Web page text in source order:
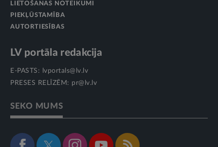
LIETOŠANAS NOTEIKUMI
PIEKĻŪSTAMĪBA
AUTORTIESĪBAS
LV portāla redakcija
E-PASTS:
lvportals@lv.lv
PRESES RELĪZĒM: pr@lv.lv
SEKO MUMS